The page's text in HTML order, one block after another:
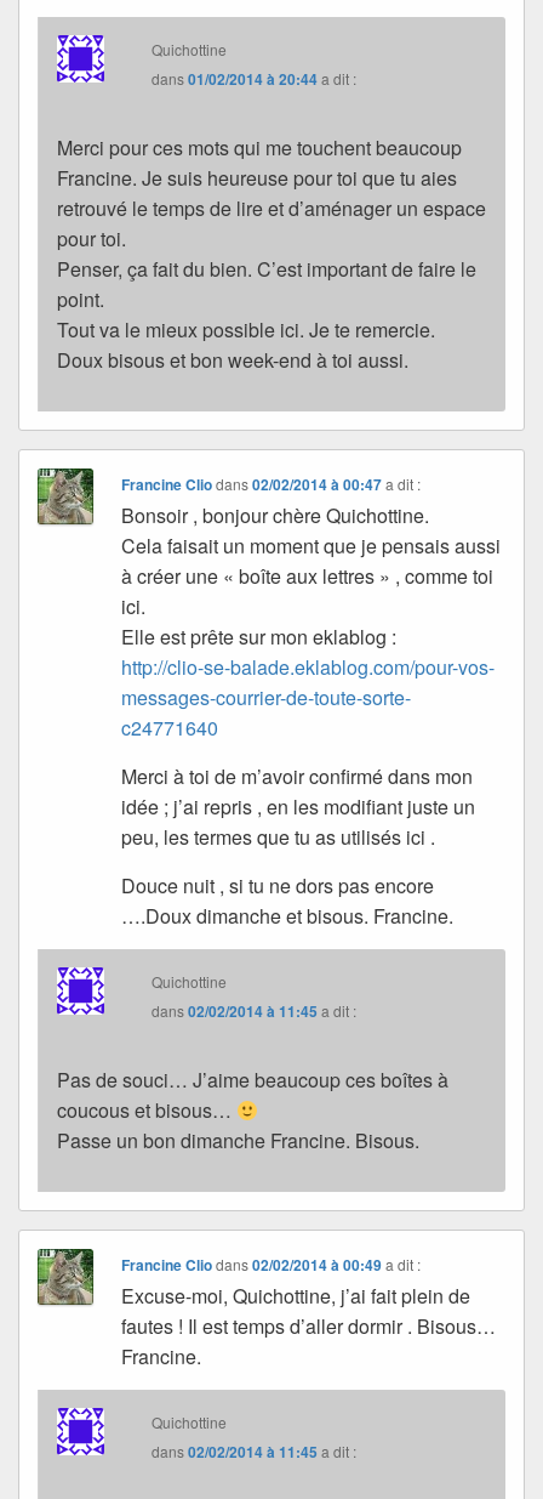
Quichottine
dans01/02/2014 à 20:44a dit :
Merci pour ces mots qui me touchent beaucoup
Francine. Je suis heureuse pour toi que tu aies
retrouvé le temps de lire et d’aménager un espace
pour toi.
Penser, ça fait du bien. C’est important de faire le
point.
Tout va le mieux possible ici. Je te remercie.
Doux bisous et bon week-end à toi aussi.
Francine Cliodans02/02/2014 à 00:47 a dit :
Bonsoir , bonjour chère Quichottine.
Cela faisait un moment que je pensais aussi
à créer une « boîte aux lettres » , comme toi
ici.
Elle est prête sur mon eklablog :
http://clio-se-balade.eklablog.com/pour-vos-
messages-courrier-de-toute-sorte-
c24771640
Merci à toi de m’avoir confirmé dans mon
idée ; j’ai repris , en les modifiant juste un
peu, les termes que tu as utilisés ici .
Douce nuit , si tu ne dors pas encore
….Doux dimanche et bisous. Francine.
Quichottine
dans02/02/2014 à 11:45 a dit :
Pas de souci… J’aime beaucoup ces boîtes à
coucous et bisous…
Passe un bon dimanche Francine. Bisous.
Francine Cliodans02/02/2014 à 00:49 a dit :
Excuse-moi, Quichottine, j’ai fait plein de
fautes ! Il est temps d’aller dormir . Bisous…
Francine.
Quichottine
dans02/02/2014 à 11:45 a dit :